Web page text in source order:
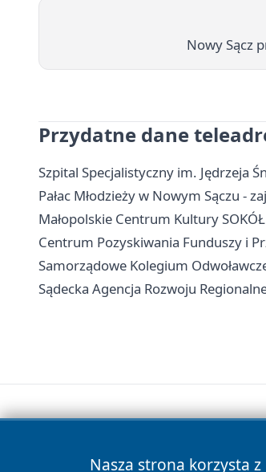
Nowy Sącz
Przydatne dane
Szpital Specjalistyczny im. Jędrzeja
Pałac Młodzieży w Nowym Sączu -
Małopolskie Centrum Kultury
Centrum Pozyskiwania Funduszy i
Samorządowe Kolegium
Sądecka Agencja Rozwoju
Nasza strona korzysta